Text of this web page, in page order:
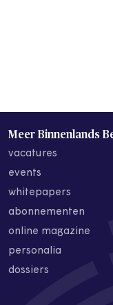
Meer Binnenlands
vacatures
events
whitepapers
abonnementen
online magazine
personalia
dossiers